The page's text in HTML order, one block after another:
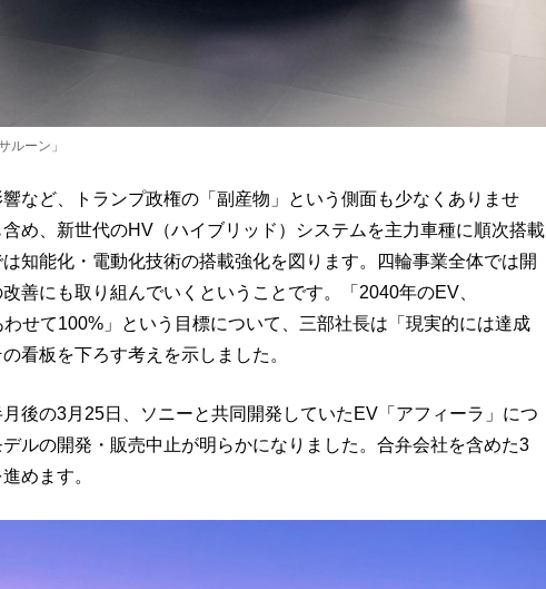
ルーン」
など、トランプ政権の「副産物」という側面も少なくありませ
め、新世代のHV（ハイブリッド）システムを主力車種に順次搭載
知能化・電動化技術の搭載強化を図ります。四輪事業全体では開
善にも取り組んでいくということです。「2040年のEV、
せて100%」という目標について、三部社長は「現実的には達成
看板を下ろす考えを示しました。
後の3月25日、ソニーと共同開発していたEV「アフィーラ」につ
ルの開発・販売中止が明らかになりました。合弁会社を含めた3
めます。